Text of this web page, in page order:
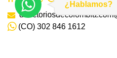
¿Hablamos?
(CO) 302 846 1612